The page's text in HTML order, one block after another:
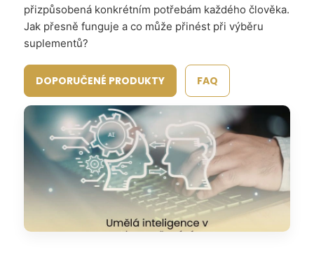
přizpůsobená konkrétním potřebám každého člověka.
Jak přesně funguje a co může přinést při výběru
suplementů?
DOPORUČENÉ PRODUKTY FAQ